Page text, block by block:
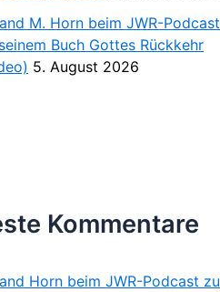
M. Horn beim JWR-Podcast
Buch Gottes Rückkehr
5. August 2026
Kommentare
Horn beim JWR-Podcast zu